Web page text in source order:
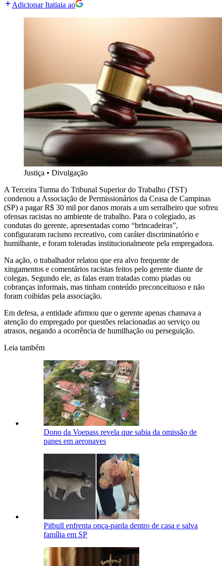
Adicionar Itatiaia ao
Justiça • Divulgação
A Terceira Turma do Tribunal Superior do Trabalho (TST)
condenou a Associação de Permissionários da Ceasa de Campinas
(SP) a pagar R$ 30 mil por danos morais a um serralheiro que sofreu
ofensas racistas no ambiente de trabalho. Para o colegiado, as
condutas do gerente, apresentadas como “brincadeiras”,
configuraram racismo recreativo, com caráter discriminatório e
humilhante, e foram toleradas institucionalmente pela empregadora.
Na ação, o trabalhador relatou que era alvo frequente de
xingamentos e comentários racistas feitos pelo gerente diante de
colegas. Segundo ele, as falas eram tratadas como piadas ou
cobranças informais, mas tinham conteúdo preconceituoso e não
foram coibidas pela associação.
Em defesa, a entidade afirmou que o gerente apenas chamava a
atenção do empregado por questões relacionadas ao serviço ou
atrasos, negando a ocorrência de humilhação ou perseguição.
Leia também
Dono da Voepass revela que sabia da omissão de
panes em aeronaves
Pitbull enfrenta onça-parda dentro de casa e salva
família em SP